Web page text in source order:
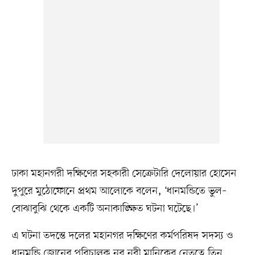
ঢাকা মহানগরী দক্ষিণের সহকারী সেক্রেটারি দেলোয়ার হোসেন
দুপুরে মুঠোফোনে প্রথম আলোকে বলেন, ‘ধানমন্ডিতে ভুল–
বোঝাবুঝি থেকে একটি অনাকাঙ্ক্ষিত ঘটনা ঘটেছে।’
এ ঘটনা তদন্তে দলের মহানগর দক্ষিণের কর্মপরিষদ সদস্য ও